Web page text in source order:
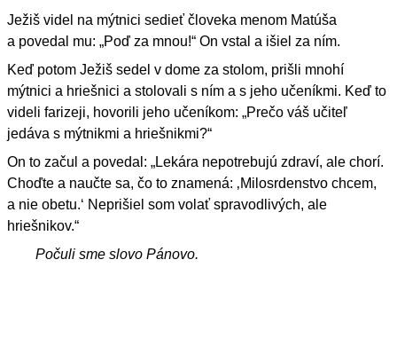
Ježiš videl na mýtnici sedieť človeka menom Matúša
a povedal mu: „Poď za mnou!“ On vstal a išiel za ním.
Keď potom Ježiš sedel v dome za stolom, prišli mnohí
mýtnici a hriešnici a stolovali s ním a s jeho učeníkmi. Keď to
videli farizeji, hovorili jeho učeníkom: „Prečo váš učiteľ
jedáva s mýtnikmi a hriešnikmi?“
On to začul a povedal: „Lekára nepotrebujú zdraví, ale chorí.
Choďte a naučte sa, čo to znamená: ‚Milosrdenstvo chcem,
a nie obetu.‘ Neprišiel som volať spravodlivých, ale
hriešnikov.“
Počuli sme slovo Pánovo.